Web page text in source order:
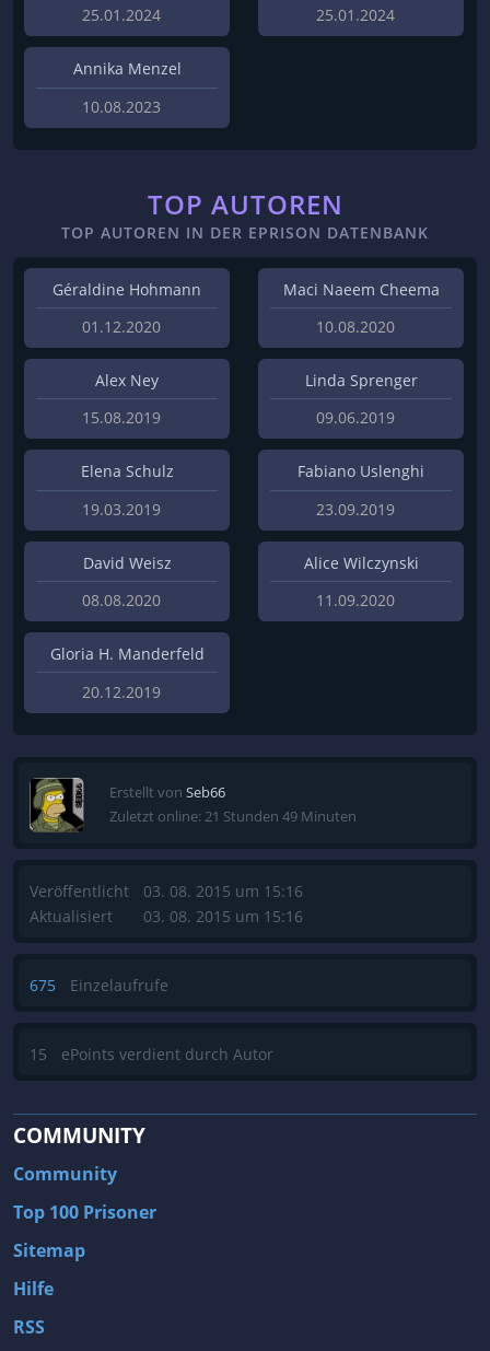
25.01.2024 25.01.2024
Annika Menzel
10.08.2023
TOP AUTOREN
TOP AUTOREN IN DER EPRISON DATENBANK
Géraldine Hohmann
01.12.2020
Maci Naeem Cheema
10.08.2020
Alex Ney
15.08.2019
Linda Sprenger
09.06.2019
Elena Schulz
19.03.2019
Fabiano Uslenghi
23.09.2019
David Weisz
08.08.2020
Alice Wilczynski
11.09.2020
Gloria H. Manderfeld
20.12.2019
Erstellt von Seb66
Zuletzt online: 21 Stunden 49 Minuten
Veröffentlicht
Aktualisiert
03. 08. 2015 um 15:16
03. 08. 2015 um 15:16
675 Einzelaufrufe
15 ePoints verdient durch Autor
COMMUNITY
Community
Top 100 Prisoner
Sitemap
Hilfe
RSS